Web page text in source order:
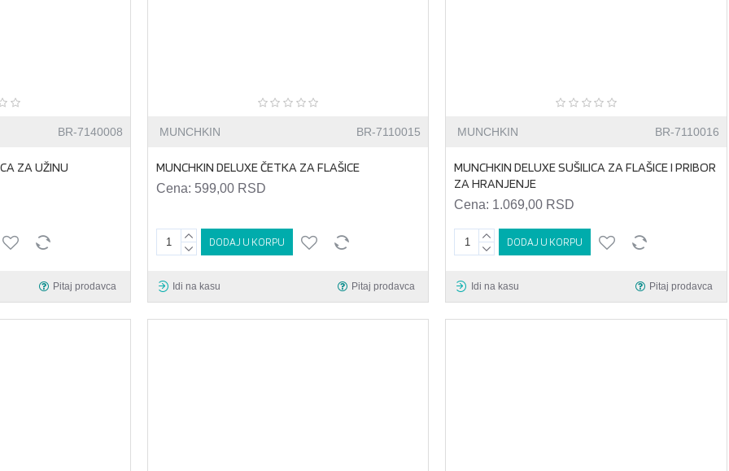
BR-7140008
ZA UŽINU
Pitaj prodavca
MUNCHKIN BR-7110015
MUNCHKIN DELUXE ČETKA ZA FLAŠICE
Cena: 599,00 RSD
DODAJ U KORPU
Idi na kasu Pitaj prodavca
MUNCHKIN BR-7110016
MUNCHKIN DELUXE SUŠILICA ZA FLAŠICE I PRIBOR
ZA HRANJENJE
Cena: 1.069,00 RSD
DODAJ U KORPU
Idi na kasu Pitaj prodavca